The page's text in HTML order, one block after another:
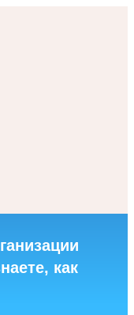
как